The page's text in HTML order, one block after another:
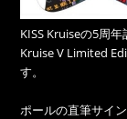
KISS Kruiseの5周
Kruise V Limited
す。
ポールの直筆サイ